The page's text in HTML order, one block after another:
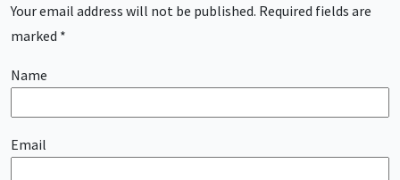
Your email address will not be published. Required fields are
marked *
Name
Email